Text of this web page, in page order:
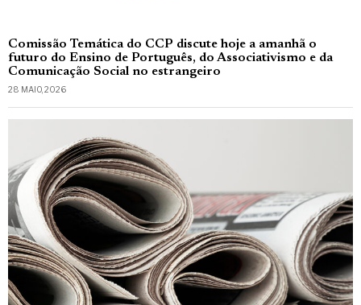
Comissão Temática do CCP discute hoje a amanhã o
futuro do Ensino de Português, do Associativismo e da
Comunicação Social no estrangeiro
28 MAIO, 2026